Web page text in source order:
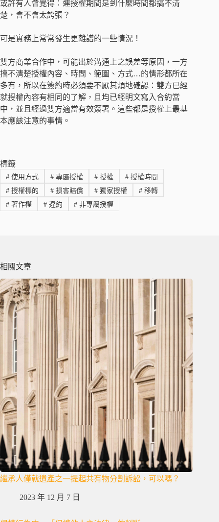
或許有人會覺得：連授權期間是到什麼時間都搞不清
楚，會不會太誇張？
可是實務上常常發生更離譜的一些情況！
雙方商業合作中，可能出於溝通上之誤差等原因，一方
搞不清楚授權內容、時間、範圍、方式…的情形都所在
多有，所以在簽約時必須要不厭其煩地確認：雙方已經
就授權內容有相同的了解，且均已經明文寫入合約當
中，並且經過雙方適當有效簽署。這些都是授權上最基
本應該注意的事情。
標籤
#使用方式 #專屬授權 # 授權 # 授權時間
#授權標的 #損害賠償 # 獨家授權 # 移轉
#著作權 #違約 # 非專屬授權
相關文章
繼承人僅就遺產之一提起共有物分割訴訟，可以嗎？
2023 年 12 月 7 日